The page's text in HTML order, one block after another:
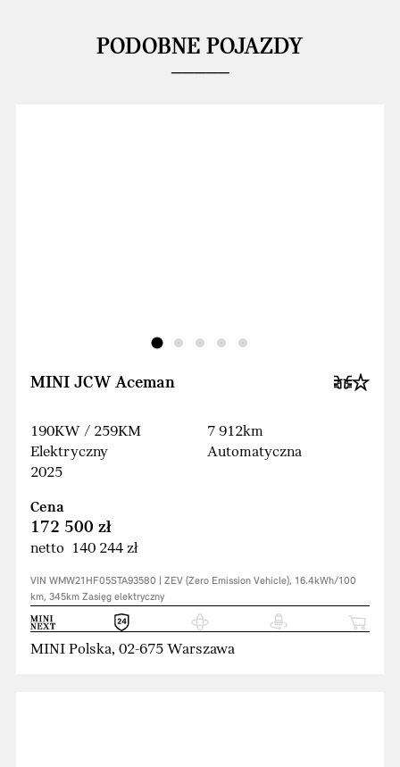
PODOBNE POJAZDY
MINI JCW Aceman
190KW / 259KM
Elektryczny
2025
7 912km
Automatyczna
Cena
172 500 zł
netto 140 244 zł
VIN WMW21HF05STA93580 | ZEV (Zero Emission Vehicle), 16.4kWh/100
km, 345km Zasięg elektryczny
MINI Polska, 02-675 Warszawa